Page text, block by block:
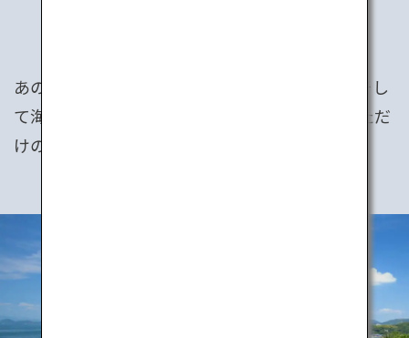
あの町のお祭りに、あの山でのトレッキング、そし
て海を渡るしまなみ海道でサイクリング。あなただ
けの日本の旅プランです。